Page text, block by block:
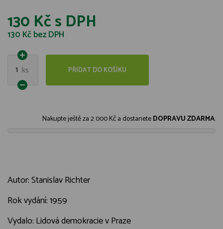
130 Kčs DPH
130 Kčbez DPH
1 ks PŘIDAT DO KOŠÍKU
Nakupte ještě za2 000 Kča dostaneteDOPRAVU ZDARMA.
Autor: Stanislav Richter
Rok vydání: 1959
Vydalo: Lidová demokracie v Praze